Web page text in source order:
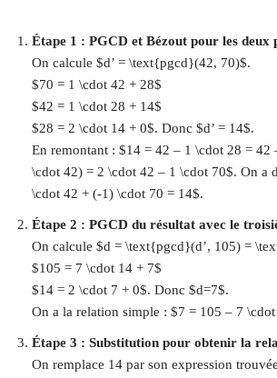
Étape 1 : PGCD et Bézout pour les deux
On calcule $d’ = \text{pgcd}(42, 70)$.
$70 = 1 \cdot 42 + 28$
$42 = 1 \cdot 28 + 14$
$28 = 2 \cdot 14 + 0$. Donc $d’ = 14$.
En remontant : $14 = 42 – 1 \cdot 28 = 42
\cdot 42) = 2 \cdot 42 – 1 \cdot 70$. On a
\cdot 42 + (-1) \cdot 70 = 14$.
Étape 2 : PGCD du résultat avec le
On calcule $d = \text{pgcd}(d’, 105) =
$105 = 7 \cdot 14 + 7$
$14 = 2 \cdot 7 + 0$. Donc $d=7$.
On a la relation simple : $7 = 105 – 7
Étape 3 : Substitution pour obtenir la
On remplace 14 par son expression